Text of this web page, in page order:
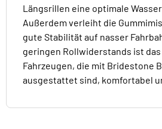
Längsrillen eine optimale
Außerdem verleiht die
gute Stabilität auf nasser
geringen Rollwiderstands ist das
Fahrzeugen, die mit Bridestone
ausgestattet sind, komfortabel